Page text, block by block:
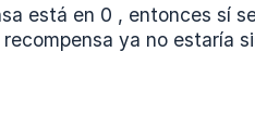
está en 0 , entonces sí
ya no estaría